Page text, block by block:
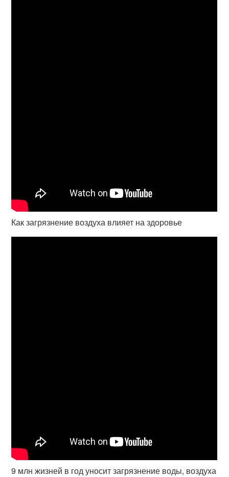
Как загрязнение воздуха влияет на здоровье
9 млн жизней в год уносит загрязнение воды, воздуха